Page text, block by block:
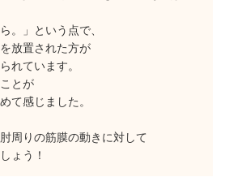
。」という点で、
放置された方が
れています。
とが
て感じました。
周りの筋膜の動きに対して
ょう！